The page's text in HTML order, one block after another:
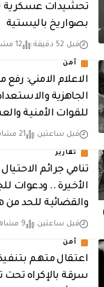
تحشيدات عسكرية
بصواريخ باليستية
قبل 52 دقيقة 12 مشاهدات
أمن
الاعلام الامني:
الجاهزية
للقوات الأمنية
قبل ساعتين 21 مشاهدات
تقارير
تنامي جرائم
الأخيرة .. ودعوات
والقضائية للحد من
قبل ساعتين 9 مشاهدات
أمن
اعتقال متهم
سرقة بالإكراه تحت